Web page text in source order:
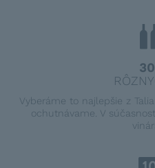
Vyberáme to najlepšie z
ochutnávame. V